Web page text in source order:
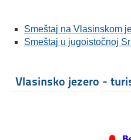
Smeštaj na Vlasinskom
Smeštaj u jugoistočnoj
Vlasinsko jezero -